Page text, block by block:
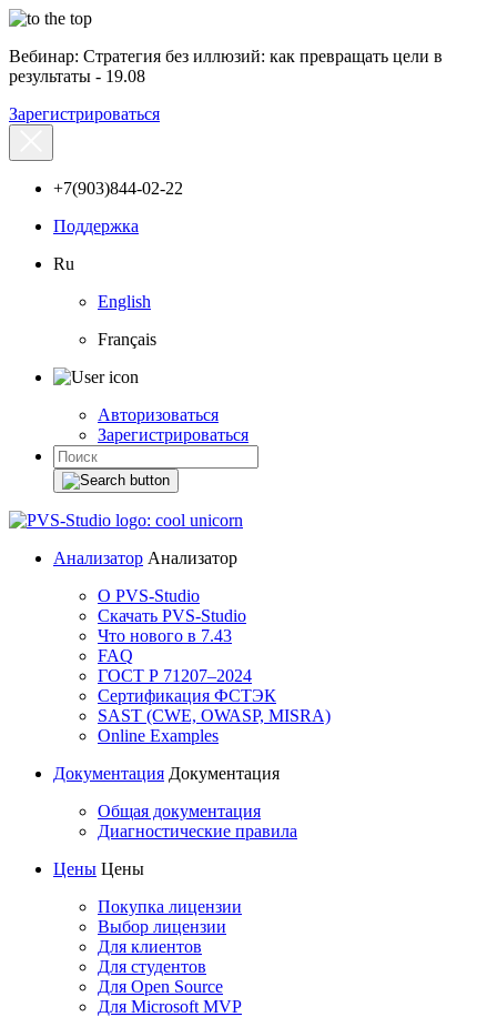
Вебинар: Стратегия без иллюзий: как превращать цели в
результаты - 19.08
Зарегистрироваться
+7(903)844-02-22
Поддержка
Ru
English
Français
Авторизоваться
Зарегистрироваться
Анализатор Анализатор
О PVS-Studio
Скачать PVS-Studio
Что нового в 7.43
FAQ
ГОСТ Р 71207–2024
Сертификация ФСТЭК
SAST (CWE, OWASP, MISRA)
Online Examples
Документация Документация
Общая документация
Диагностические правила
Цены Цены
Покупка лицензии
Выбор лицензии
Для клиентов
Для студентов
Для Open Source
Для Microsoft MVP